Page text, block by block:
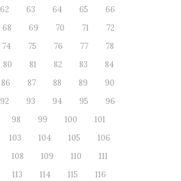
62 63 64 65
66
68 69 70 71
72
74 75 76 77
78
80 81 82 83
84
86 87 88 89
90
92 93 94 95
96
98 99 100
101
103 104 105
106
108 109 110
111
113 114 115
116